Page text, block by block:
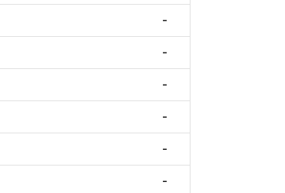
-
-
-
-
-
-